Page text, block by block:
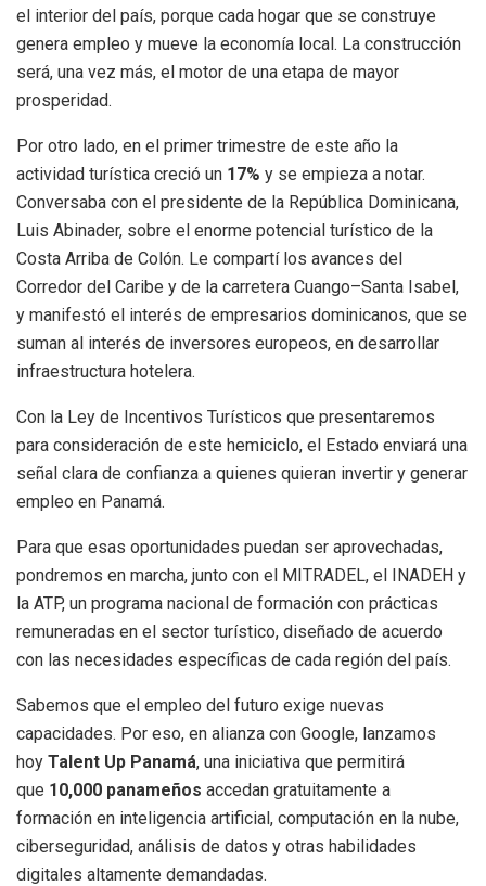
el interior del país, porque cada hogar que se construye
genera empleo y mueve la economía local. La construcción
será, una vez más, el motor de una etapa de mayor
prosperidad.
Por otro lado, en el primer trimestre de este año la
actividad turística creció un 17% y se empieza a notar.
Conversaba con el presidente de la República Dominicana,
Luis Abinader, sobre el enorme potencial turístico de la
Costa Arriba de Colón. Le compartí los avances del
Corredor del Caribe y de la carretera Cuango–Santa Isabel,
y manifestó el interés de empresarios dominicanos, que se
suman al interés de inversores europeos, en desarrollar
infraestructura hotelera.
Con la Ley de Incentivos Turísticos que presentaremos
para consideración de este hemiciclo, el Estado enviará una
señal clara de confianza a quienes quieran invertir y generar
empleo en Panamá.
Para que esas oportunidades puedan ser aprovechadas,
pondremos en marcha, junto con el MITRADEL, el INADEH y
la ATP, un programa nacional de formación con prácticas
remuneradas en el sector turístico, diseñado de acuerdo
con las necesidades específicas de cada región del país.
Sabemos que el empleo del futuro exige nuevas
capacidades. Por eso, en alianza con Google, lanzamos
hoy Talent Up Panamá, una iniciativa que permitirá
que 10,000 panameños accedan gratuitamente a
formación en inteligencia artificial, computación en la nube,
ciberseguridad, análisis de datos y otras habilidades
digitales altamente demandadas.